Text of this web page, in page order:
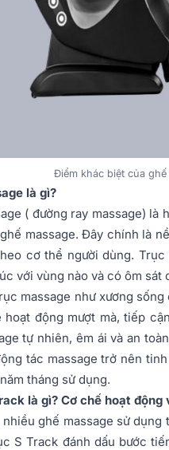
Điểm khác biệt của ghế
là gì?
( đường ray massage)
massage. Đây chính là
cơ thể người dùng.
với vùng nào và có ôm sát
massage như xương
hoạt động mượt mà, tiếp
tự nhiên, êm ái và an
tác massage trở nên
tháng sử dụng.
là gì? Cơ chế hoạt động
nhiều ghế massage sử
S Track đánh dấu bước